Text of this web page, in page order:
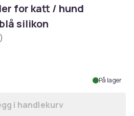
for katt / hund
silikon
På lager
Legg Apple AirTag holder
i handlekurv